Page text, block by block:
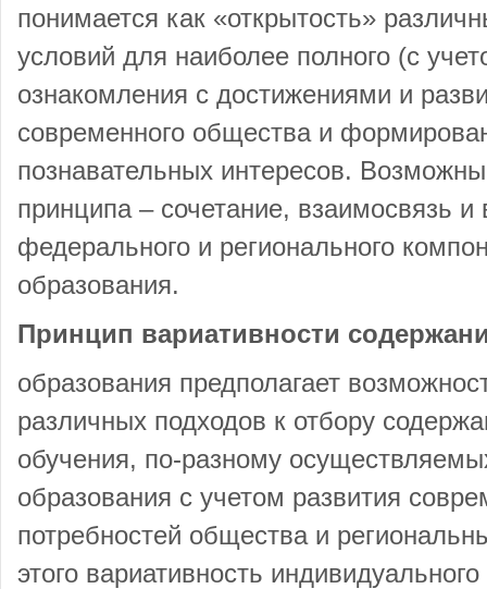
понимается как «открытость»
условий для наиболее полного (с
ознакомления с достижениями и
современного общества и
познавательных интересов.
принципа – сочетание, взаимосвязь
федерального и регионального
образования.
Принцип вариативности
образования предполагает
различных подходов к отбору
обучения, по-разному
образования с учетом развития
потребностей общества и
этого вариативность